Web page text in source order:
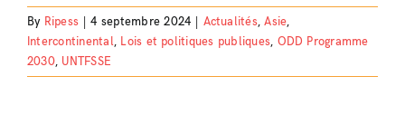
By Ripess 4 septembre 2024 Actualités,Asie,
Intercontinental, Lois et politiques publiques, ODD Programme
2030, UNTFSSE